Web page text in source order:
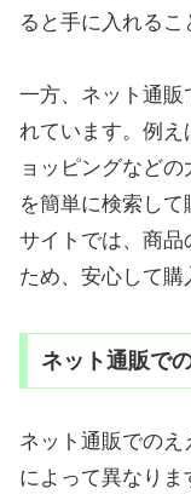
ると手に入れるこ
一方、ネット通販
れています。例え
ョッピングなど
を簡単に検索し
サイトでは、商品
ため、安心して購
ネット通販で
ネット通販での
によって異なり